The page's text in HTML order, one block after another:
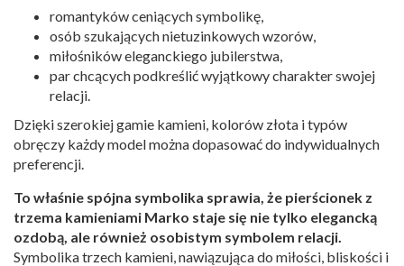
romantyków ceniących symbolikę,
osób szukających nietuzinkowych wzorów,
miłośników eleganckiego jubilerstwa,
par chcących podkreślić wyjątkowy charakter swojej
relacji.
Dzięki szerokiej gamie kamieni, kolorów złota i typów
obręczy każdy model można dopasować do indywidualnych
preferencji.
To właśnie spójna symbolika sprawia, że pierścionek z
trzema kamieniami Marko staje się nie tylko elegancką
ozdobą, ale również osobistym symbolem relacji.
Symbolika trzech kamieni, nawiązująca do miłości, bliskości i